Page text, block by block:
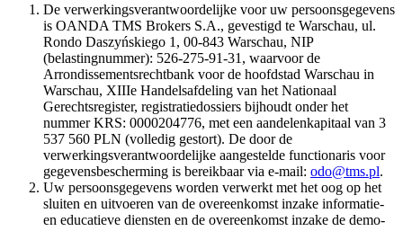
De verwerkingsverantwoordelijke voor uw persoonsgegevens
is OANDA TMS Brokers S.A., gevestigd te Warschau, ul.
Rondo Daszyńskiego 1, 00-843 Warschau, NIP
(belastingnummer): 526-275-91-31, waarvoor de
Arrondissementsrechtbank voor de hoofdstad Warschau in
Warschau, XIIIe Handelsafdeling van het Nationaal
Gerechtsregister, registratiedossiers bijhoudt onder het
nummer KRS: 0000204776, met een aandelenkapitaal van 3
537 560 PLN (volledig gestort). De door de
verwerkingsverantwoordelijke aangestelde functionaris voor
gegevensbescherming is bereikbaar via e-mail: odo@tms.pl.
Uw persoonsgegevens worden verwerkt met het oog op het
sluiten en uitvoeren van de overeenkomst inzake informatie-
en educatieve diensten en de overeenkomst inzake de demo-